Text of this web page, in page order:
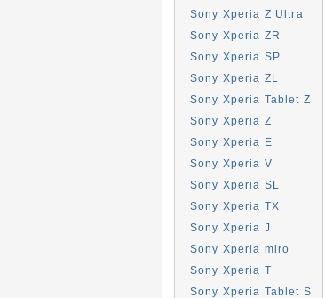
Sony Xperia Z Ultra
Sony Xperia ZR
Sony Xperia SP
Sony Xperia ZL
Sony Xperia Tablet Z
Sony Xperia Z
Sony Xperia E
Sony Xperia V
Sony Xperia SL
Sony Xperia TX
Sony Xperia J
Sony Xperia miro
Sony Xperia T
Sony Xperia Tablet S